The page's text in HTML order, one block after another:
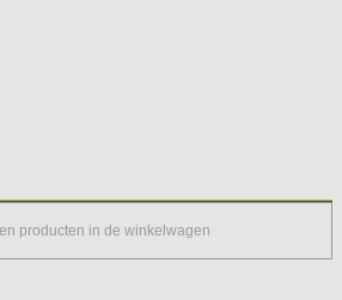
producten in de winkelwagen